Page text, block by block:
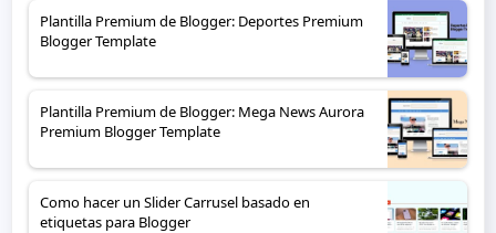
Plantilla Premium de Blogger: Deportes Premium
Blogger Template
Plantilla Premium de Blogger: Mega News Aurora
Premium Blogger Template
Como hacer un Slider Carrusel basado en
etiquetas para Blogger